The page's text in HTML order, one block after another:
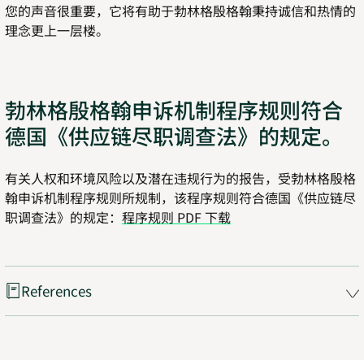
您的声音很重要，它将有助于勃林格殷格翰秉持诚信和热情的
理念更上一层楼。
勃林格殷格翰申诉机制程序规则符合
德国《供应链尽职调查法》的规定。
有关人权和环境风险以及潜在违规行为的报告，受勃林格殷格
翰申诉机制程序规则所规制，该程序规则符合德国《供应链尽
职调查法》的规定： 程序规则 PDF 下载
References